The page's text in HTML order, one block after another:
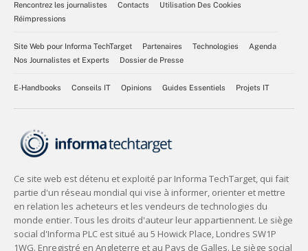
Rencontrez les journalistes
Contacts
Utilisation Des Cookies
Réimpressions
Site Web pour Informa TechTarget Partenaires Technologies
Agenda
Nos Journalistes et Experts
Dossier de Presse
E-Handbooks Conseils IT Opinions Guides Essentiels Projets IT